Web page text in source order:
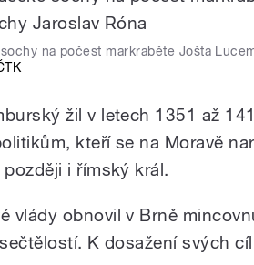
na počest markraběte Jošta
žil v letech 1351 až
kteří se na Moravě
později i římský král.
vlády obnovil v Brně
K dosažení svých